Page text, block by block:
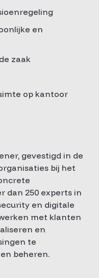
en
zaak
op kantoor
gevestigd in de
bij het
dan 250 experts in
en digitale
met klanten
en
te
beheren.